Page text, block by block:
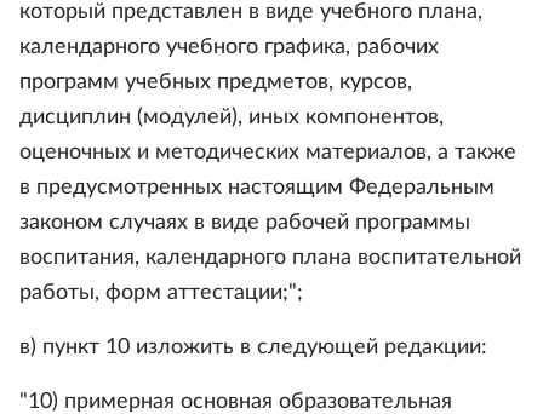
который представлен в виде учебного плана,
календарного учебного графика, рабочих
программ учебных предметов, курсов,
дисциплин (модулей), иных компонентов,
оценочных и методических материалов, а также
в предусмотренных настоящим Федеральным
законом случаях в виде рабочей программы
воспитания, календарного плана воспитательной
работы, форм аттестации;";
в) пункт 10 изложить в следующей редакции:
"10) примерная основная образовательная